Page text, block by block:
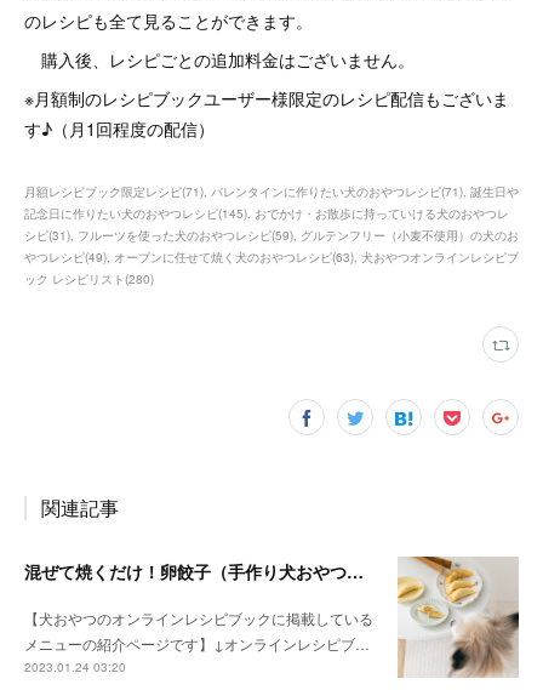
のレシピも全て見ることができます。
購入後、レシピごとの追加料金はございません。
※月額制のレシピブックユーザー様限定のレシピ配信もございま
す♪（月1回程度の配信）
月額レシピブック限定レシピ(71) バレンタインに作りたい犬のおやつレシピ(71) 誕生日や
記念日に作りたい犬のおやつレシピ(145) おでかけ・お散歩に持っていける犬のおやつレ
シピ(31) フルーツを使った犬のおやつレシピ(59) グルテンフリー（小麦不使用）の犬のお
やつレシピ(49) オーブンに任せて焼く犬のおやつレシピ(63) 犬おやつオンラインレシピブ
ック レシピリスト(280)
関連記事
混ぜて焼くだけ！卵餃子（手作り犬おやつレシピ）
【犬おやつのオンラインレシピブックに掲載している
メニューの紹介ページです】↓オンラインレシピブ…
2023.01.24 03:20